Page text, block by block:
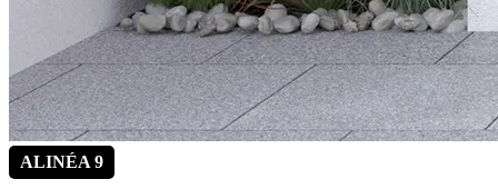
ALINÉA 9